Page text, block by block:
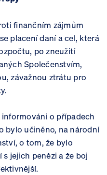
finančním zájmům
placení daní a cel, která
po zneužití
Společenstvím,
závažnou ztrátu pro
o případech
bylo učiněno, na národní
o tom, že bylo
jejich penězi a že boj